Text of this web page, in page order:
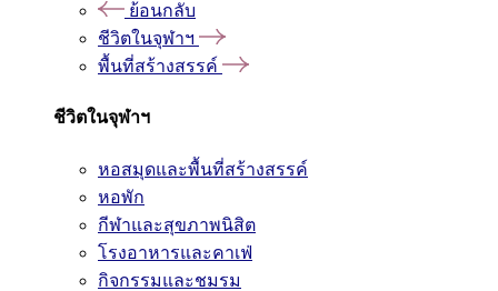
ย้อนกลับ
ชีวิตในจุฬาฯ
พื้นที่สร้างสรรค์
ชีวิตในจุฬาฯ
หอสมุดและพื้นที่สร้างสรรค์
หอพัก
กีฬาและสุขภาพนิสิต
โรงอาหารและคาเฟ่
กิจกรรมและชมรม